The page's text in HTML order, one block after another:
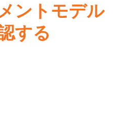
ントモデル
する